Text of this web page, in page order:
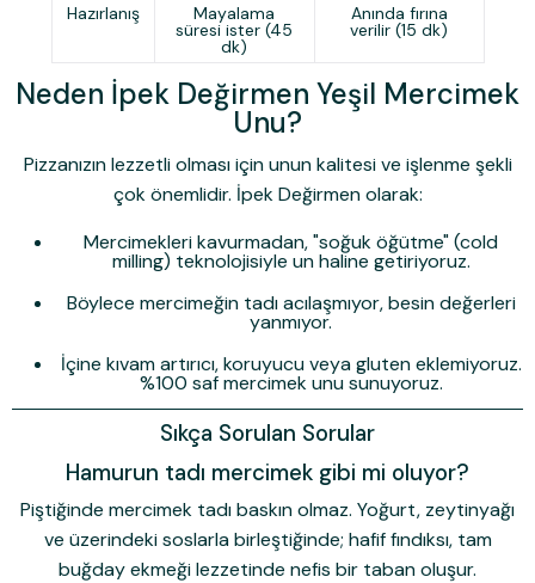
Hazırlanış
Mayalama
süresi ister (45
dk)
Anında fırına
verilir (15 dk)
Neden İpek Değirmen Yeşil Mercimek
Unu?
Pizzanızın lezzetli olması için unun kalitesi ve işlenme şekli
çok önemlidir. İpek Değirmenolarak:
Mercimekleri kavurmadan, "soğuk öğütme" (cold
milling) teknolojisiyle un haline getiriyoruz.
Böylece mercimeğin tadı acılaşmıyor, besin değerleri
yanmıyor.
İçine kıvam artırıcı, koruyucu veya gluten eklemiyoruz.
%100 saf mercimek unu sunuyoruz.
Sıkça Sorulan Sorular
Hamurun tadı mercimek gibi mi oluyor?
Piştiğinde mercimek tadı baskın olmaz. Yoğurt, zeytinyağı
ve üzerindeki soslarla birleştiğinde; hafif fındıksı, tam
buğday ekmeği lezzetinde nefis bir taban oluşur.